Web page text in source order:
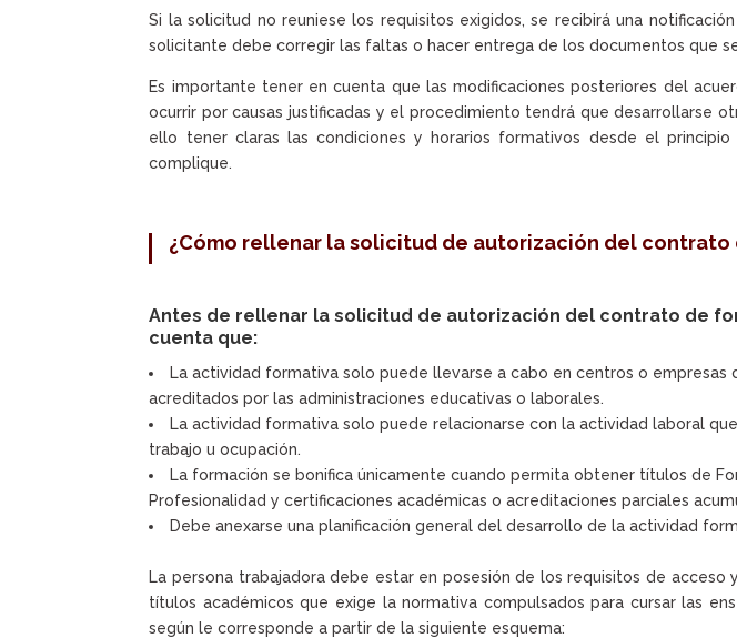
Si la solicitud no reuniese los requisitos exigidos, se recibirá una
solicitante debe corregir las faltas o hacer entrega de los documentos que
Es importante tener en cuenta que las modificaciones posteriores del
ocurrir por causas justificadas y el procedimiento tendrá que desarrollarse
ello tener claras las condiciones y horarios formativos desde el
complique.
¿Cómo rellenar la solicitud de autorización del contrato
Antes de rellenar la solicitud de autorización del contrato de
cuenta que:
La actividad formativa solo puede llevarse a cabo en centros o empresas
acreditados por las administraciones educativas o laborales.
La actividad formativa solo puede relacionarse con la actividad laboral
trabajo u ocupación.
La formación se bonifica únicamente cuando permita obtener títulos de
Profesionalidad y certificaciones académicas o acreditaciones parciales
Debe anexarse una planificación general del desarrollo de la actividad
La persona trabajadora debe estar en posesión de los requisitos de
títulos académicos que exige la normativa compulsados para cursar las
según le corresponde a partir de la siguiente esquema: